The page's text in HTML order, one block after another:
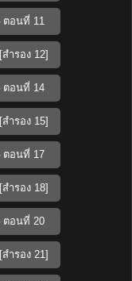
ตอนที่ 11
[สำรอง 12]
ตอนที่ 14
[สำรอง 15]
ตอนที่ 17
[สำรอง 18]
ตอนที่ 20
[สำรอง 21]